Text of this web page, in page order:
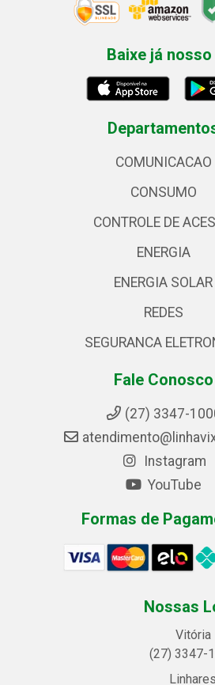
Baixe já
COMUNICACAO
CONSUMO
CONTROLE DE
ENERGIA
ENERGIA SOLAR
REDES
SEGURANCA
Fale Conosco
(27) 3347-
Instagram
YouTube
Formas de
Nossas
Vitória
(27) 3347-
Linhares